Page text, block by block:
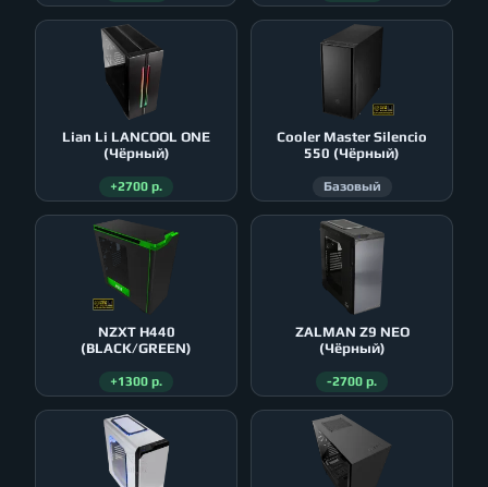
Lian Li LANCOOL ONE
(Чёрный)
+2700 р.
Cooler Master Silencio
550 (Чёрный)
Базовый
NZXT H440
(BLACK/GREEN)
+1300 р.
ZALMAN Z9 NEO
(Чёрный)
-2700 р.